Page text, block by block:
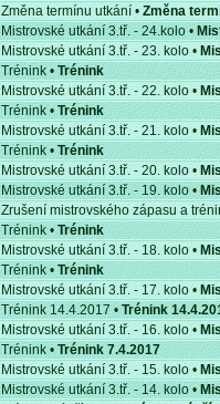
Změna termínu utkání •Změna
Mistrovské utkání 3.tř. - 24.kolo •
Mistrovské utkání 3.tř. - 23. kolo •
Trénink • Trénink
Mistrovské utkání 3.tř. - 22. kolo •
Trénink •Trénink
Mistrovské utkání 3.tř. - 21. kolo •
Trénink • Trénink
Mistrovské utkání 3.tř. - 20. kolo •
Mistrovské utkání 3.tř. - 19. kolo •
Zrušení mistrovského zápasu a
Trénink •Trénink
Mistrovské utkání 3.tř. - 18. kolo •
Trénink • Trénink
Mistrovské utkání 3.tř. - 17. kolo •
Trénink 14.4.2017 • Trénink
Mistrovské utkání 3.tř. - 16. kolo •
Trénink •Trénink 7.4.2017
Mistrovské utkání 3.tř. - 15. kolo •
Mistrovské utkání 3.tř. - 14. kolo •